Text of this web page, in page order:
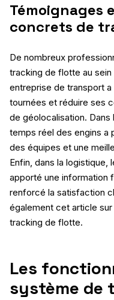
Témoignages
concrets de
De nombreux
tracking de flotte au
entreprise de transport
tournées et réduire ses
de géolocalisation. Dans
temps réel des engins a
des équipes et une
Enfin, dans la logistique,
apporté une information
renforcé la satisfaction
également cet article
tracking de flotte.
Les
système de